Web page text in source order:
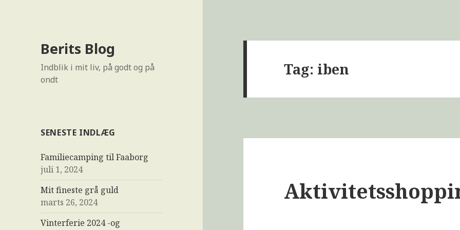
Berits Blog
Indblik i mit liv, på godt og på
ondt
SENESTE INDLÆG
Familiecamping til Faaborg
juli 1, 2024
Mit fineste grå guld
marts 26, 2024
Vinterferie 2024 -og
Tag: iben